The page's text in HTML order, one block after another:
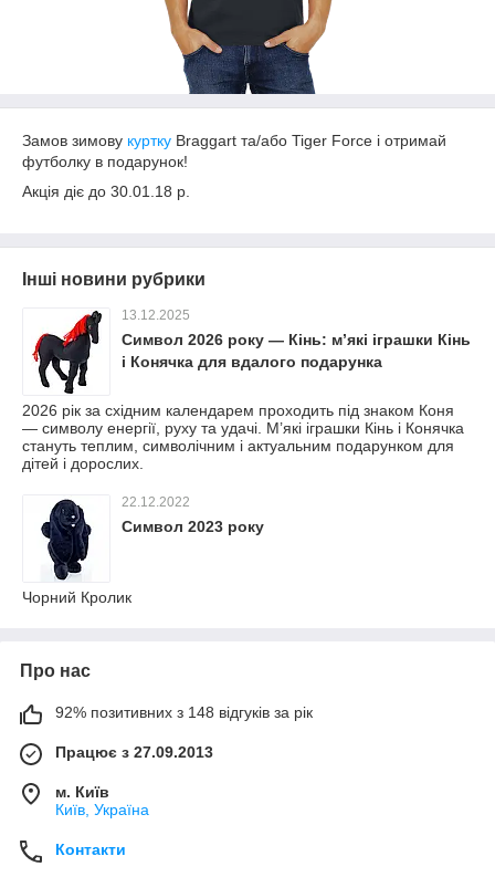
Замов зимову куртку Braggart та/або Tiger Force і отримай
футболку в подарунок!
Акція діє до 30.01.18 р.
Інші новини рубрики
13.12.2025
Символ 2026 року — Кінь: м’які іграшки Кінь
і Конячка для вдалого подарунка
2026 рік за східним календарем проходить під знаком Коня
— символу енергії, руху та удачі. М’які іграшки Кінь і Конячка
стануть теплим, символічним і актуальним подарунком для
дітей і дорослих.
22.12.2022
Символ 2023 року
Чорний Кролик
Про нас
92% позитивних з 148 відгуків за рік
Працює з 27.09.2013
м. Київ
Київ, Україна
Контакти